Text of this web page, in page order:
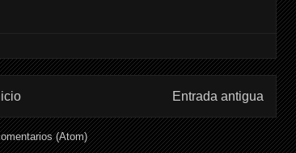
Entrada antigua
(Atom)